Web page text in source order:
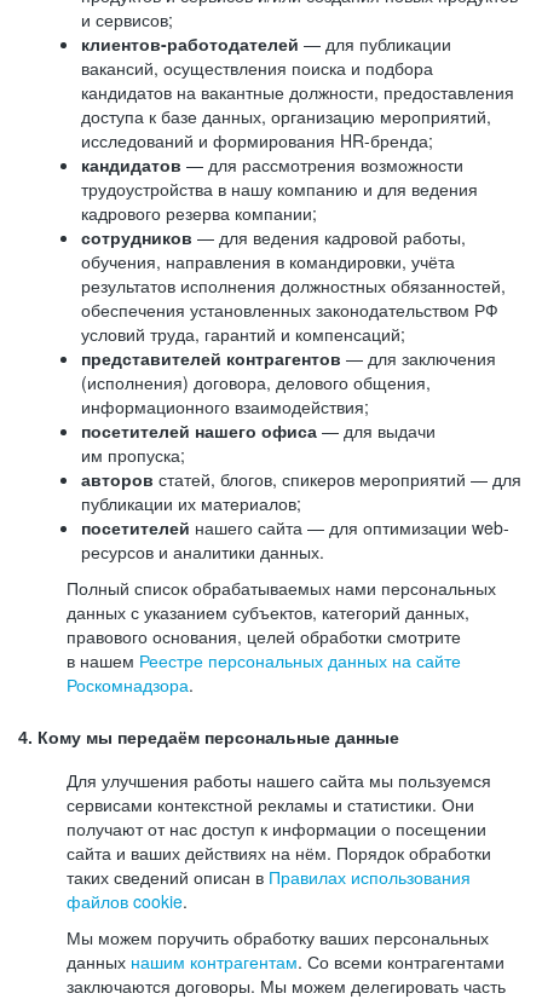
и сервисов;
клиентов-работодателей — для публикации
вакансий, осуществления поиска и подбора
кандидатов на вакантные должности, предоставления
доступа к базе данных, организацию мероприятий,
исследований и формирования HR-бренда;
кандидатов — для рассмотрения возможности
трудоустройства в нашу компанию и для ведения
кадрового резерва компании;
сотрудников — для ведения кадровой работы,
обучения, направления в командировки, учёта
результатов исполнения должностных обязанностей,
обеспечения установленных законодательством РФ
условий труда, гарантий и компенсаций;
представителей контрагентов — для заключения
(исполнения) договора, делового общения,
информационного взаимодействия;
посетителей нашего офиса — для выдачи
им пропуска;
авторов статей, блогов, спикеров мероприятий — для
публикации их материалов;
посетителей нашего сайта — для оптимизации web-
ресурсов и аналитики данных.
Полный список обрабатываемых нами персональных
данных с указанием субъектов, категорий данных,
правового основания, целей обработки смотрите
в нашем Реестре персональных данных на сайте
Роскомнадзора.
4. Кому мы передаём персональные данные
Для улучшения работы нашего сайта мы пользуемся
сервисами контекстной рекламы и статистики. Они
получают от нас доступ к информации о посещении
сайта и ваших действиях на нём. Порядок обработки
таких сведений описан в Правилах использования
файлов cookie.
Мы можем поручить обработку ваших персональных
данных нашим контрагентам. Со всеми контрагентами
заключаются договоры. Мы можем делегировать часть